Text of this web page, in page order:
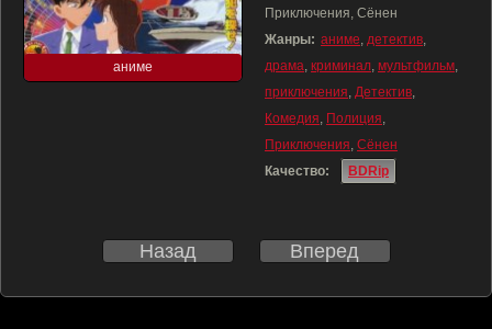
аниме
Приключения, Сёнен
Жанры: аниме, детектив,
драма, криминал, мультфильм,
приключения, Детектив,
Комедия, Полиция,
Приключения, Сёнен
Качество:
BDRip
Назад Вперед